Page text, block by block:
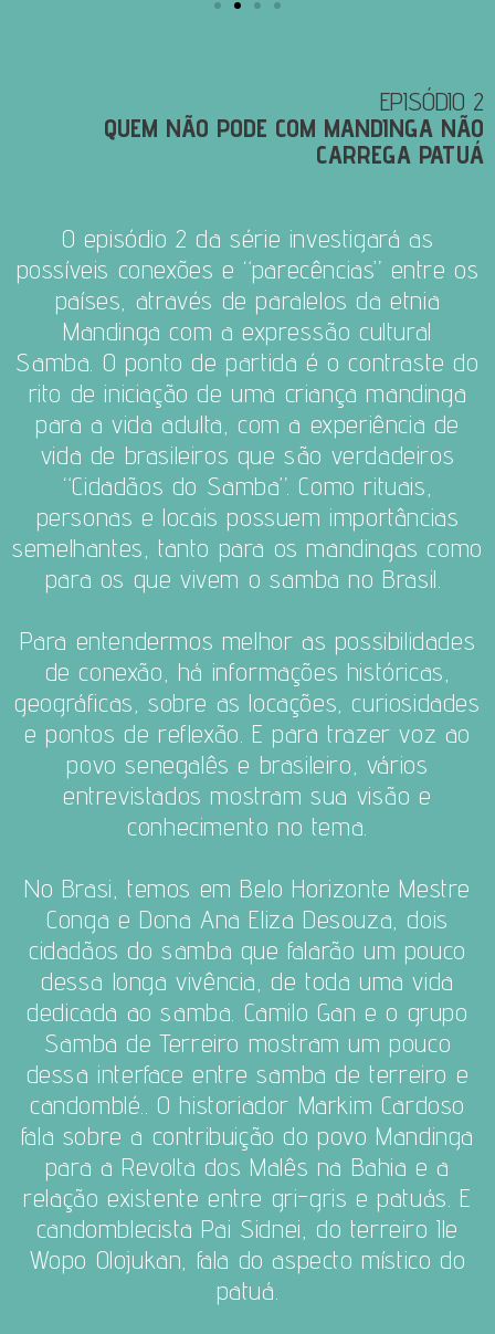
EPISÓDIO 2
QUEM NÃO PODE COM MANDINGA NÃO
CARREGA PATUÁ
O episódio 2 da série investigará as
possíveis conexões e “parecências” entre os
países, através de paralelos da etnia
Mandinga com a expressão cultural
Samba. O ponto de partida é o contraste do
rito de iniciação de uma criança mandinga
para a vida adulta, com a experiência de
vida de brasileiros que são verdadeiros
“Cidadãos do Samba”. Como rituais,
personas e locais possuem importâncias
semelhantes, tanto para os mandingas como
para os que vivem o samba no Brasil.
Para entendermos melhor as possibilidades
de conexão, há informações históricas,
geográficas, sobre as locações, curiosidades
e pontos de reflexão. E para trazer voz ao
povo senegalês e brasileiro, vários
entrevistados mostram sua visão e
conhecimento no tema.
No Brasi, temos em Belo Horizonte Mestre
Conga e Dona Ana Eliza Desouza, dois
cidadãos do samba que falarão um pouco
dessa longa vivência, de toda uma vida
dedicada ao samba. Camilo Gan e o grupo
Samba de Terreiro mostram um pouco
dessa interface entre samba de terreiro e
candomblé.. O historiador Markim Cardoso
fala sobre a contribuição do povo Mandinga
para a Revolta dos Malês na Bahia e a
relação existente entre gri-gris e patuás. E
candomblecista Pai Sidnei, do terreiro Ile
Wopo Olojukan, fala do aspecto místico do
patuá.